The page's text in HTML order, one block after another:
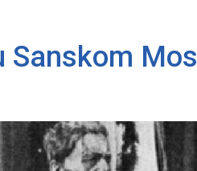
Sanskom